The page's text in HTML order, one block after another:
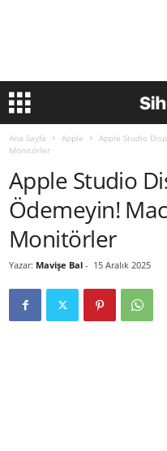
Ana Sayfa Apple
Apple Studio
Monitörler
Apple Studio
Ödemeyin!
Monitörler
Yazar: Mavişe Bal - 15 Aralık 2025